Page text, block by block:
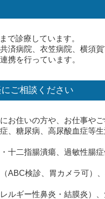
で診療しています。
済病院、衣笠病院、横須
携を行っています。
ご相談ください
お住いの方や、お仕事や
、糖尿病、高尿酸血症等
十二指腸潰瘍、過敏性腸
ABC検診、胃カメラ可）
ルギー性鼻炎・結膜炎）